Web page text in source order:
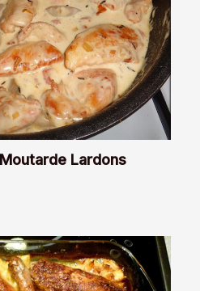
Lardons